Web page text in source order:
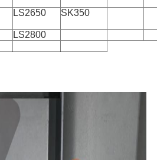
LS2650 SK350
LS2800